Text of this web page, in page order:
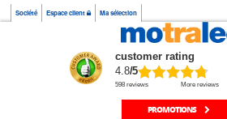
Société Espace client Ma sélection
customer rating
4.8/5
598 reviews More reviews
PROMOTIONS